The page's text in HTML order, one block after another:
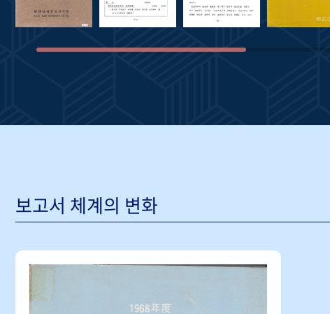
보고서 체계의 변화